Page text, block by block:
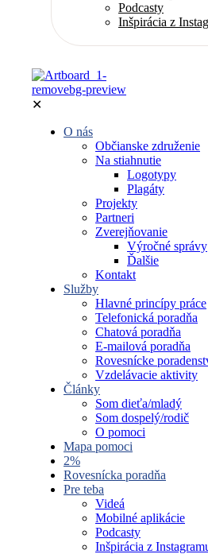
Podcasty
Inšpirácia z
✕
O nás
Občianske združenie
Na stiahnutie
Logotypy
Plagáty
Projekty
Partneri
Zverejňovanie
Výročné správy
Ďalšie
Kontakt
Služby
Hlavné princípy práce
Telefonická poradňa
Chatová poradňa
E-mailová poradňa
Rovesnícke
Vzdelávacie aktivity
Články
Som dieťa/mladý
Som dospelý/rodič
O pomoci
Mapa pomoci
2%
Rovesnícka poradňa
Pre teba
Videá
Mobilné aplikácie
Podcasty
Inšpirácia z